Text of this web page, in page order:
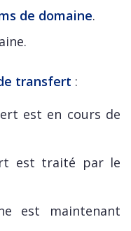
de domaine.
transfert :
est en cours de
est traité par le
est maintenant